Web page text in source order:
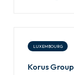
LUXEMBOURG
Korus